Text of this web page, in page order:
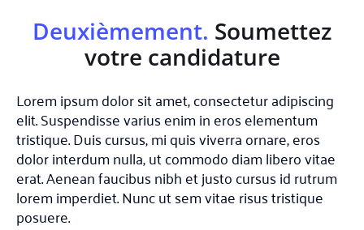
Deuxièmement. Soumettez
votre candidature
Lorem ipsum dolor sit amet, consectetur adipiscing
elit. Suspendisse varius enim in eros elementum
tristique. Duis cursus, mi quis viverra ornare, eros
dolor interdum nulla, ut commodo diam libero vitae
erat. Aenean faucibus nibh et justo cursus id rutrum
lorem imperdiet. Nunc ut sem vitae risus tristique
posuere.